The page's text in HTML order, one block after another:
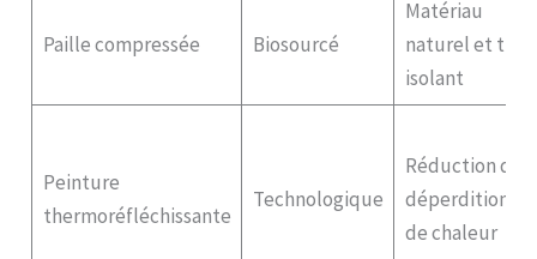
Paille compressée Biosourcé
Matériau
naturel et très
isolant
Peinture
thermoréfléchissante
Technologique
Réduction des
déperditions
de chaleur